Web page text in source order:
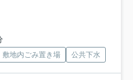
敷地内ごみ置き場 公共下水